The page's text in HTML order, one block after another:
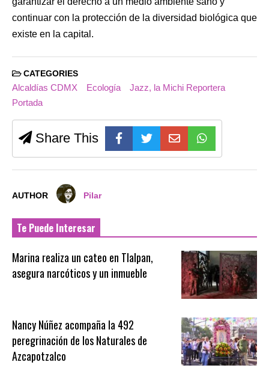
continuar con la protección de la diversidad biológica que
existe en la capital.
CATEGORIES
Alcaldías CDMX Ecología
Jazz, la Michi Reportera
Portada
Share This
AUTHOR Pilar
Te Puede Interesar
Marina realiza un cateo en Tlalpan,
asegura narcóticos y un inmueble
Nancy Núñez acompaña la 492
peregrinación de los Naturales de
Azcapotzalco